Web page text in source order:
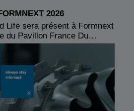
2026
Life sera présent à Formnext
du Pavillon France Du…